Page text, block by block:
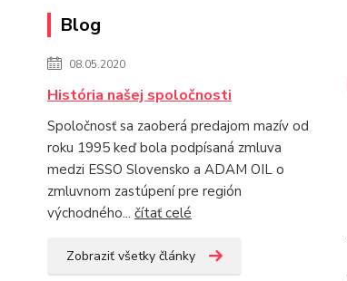
Blog
08.05.2020
História našej spoločnosti
Spoločnosť sa zaoberá predajom mazív od
roku 1995 keď bola podpísaná zmluva
medzi ESSO Slovensko a ADAM OIL o
zmluvnom zastúpení pre región
východného... čítať celé
Zobraziť všetky články